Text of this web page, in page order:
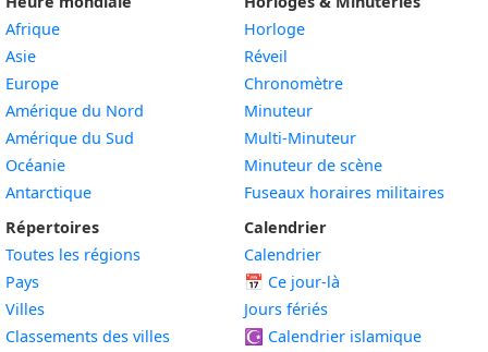
Afrique
Asie
Europe
Amérique du Nord
Amérique du Sud
Océanie
Antarctique
Répertoires
Toutes les régions
Pays
Villes
Classements des villes
Horloge
Réveil
Chronomètre
Minuteur
Multi-Minuteur
Minuteur de scène
Fuseaux horaires militaires
Calendrier
Calendrier
📅 Ce jour-là
Jours fériés
☪️ Calendrier islamique